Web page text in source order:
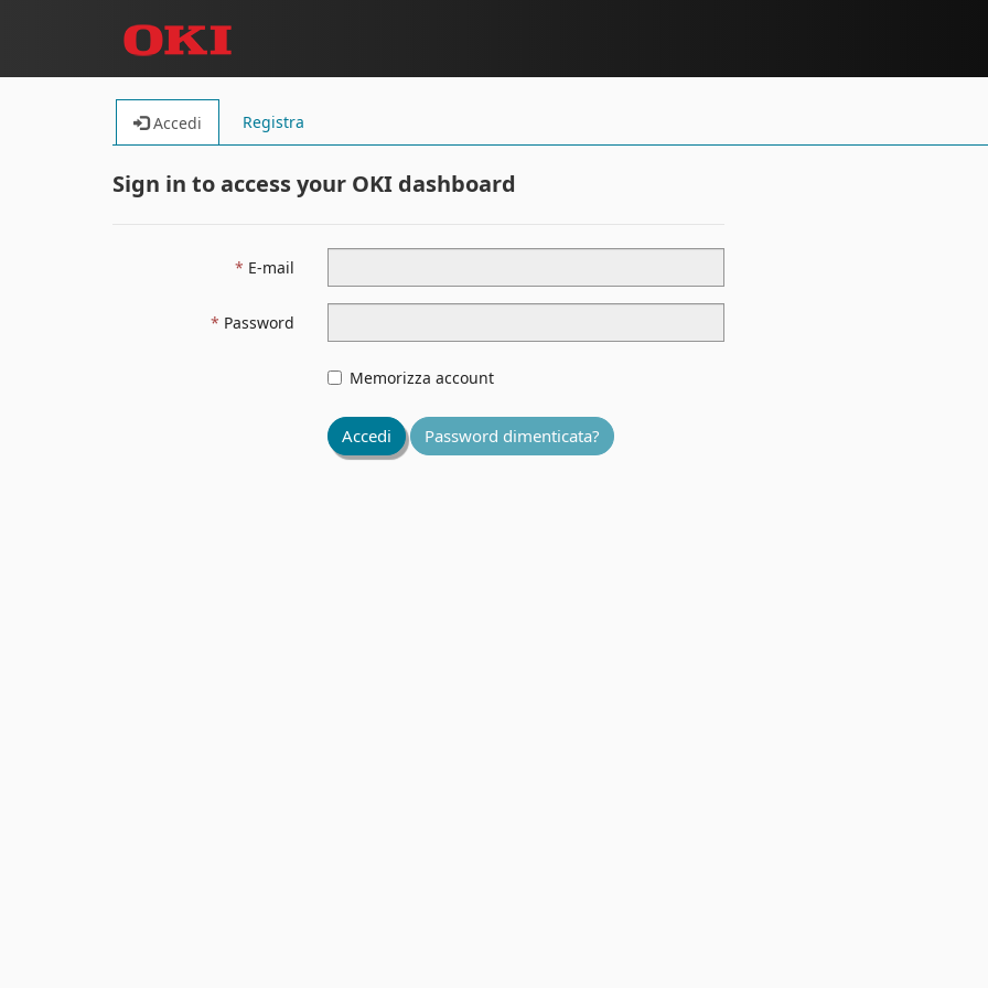
Accedi Registra
Sign in to access your OKI dashboard
E-mail
Password
Memorizza account
Accedi Password dimenticata?